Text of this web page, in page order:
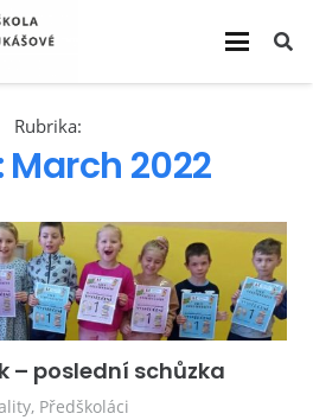
Rubrika:
March 2022
– poslední schůzka
, Předškoláci